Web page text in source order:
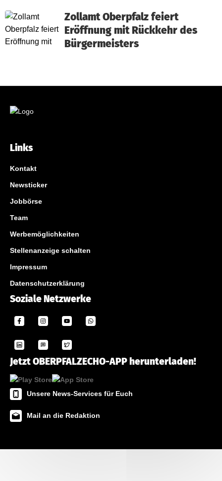
Zollamt Oberpfalz feiert
Eröffnung mit Rückkehr des
Bürgermeisters
Links
Kontakt
Newsticker
Jobbörse
Team
Werbemöglichkeiten
Stellenanzeige schalten
Impressum
Datenschutzerklärung
Soziale Netzwerke
Jetzt OBERPFALZECHO-APP herunterladen!
Unsere News-Services für Euch
Mail an die Redaktion